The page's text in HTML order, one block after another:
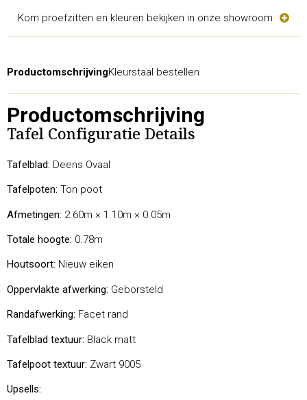
Kom proefzitten en kleuren bekijken in onze showroom
ProductomschrijvingKleurstaal bestellen
Productomschrijving
Tafel Configuratie Details
Tafelblad: Deens Ovaal
Tafelpoten: Ton poot
Afmetingen: 2.60m × 1.10m × 0.05m
Totale hoogte: 0.78m
Houtsoort: Nieuw eiken
Oppervlakte afwerking: Geborsteld
Randafwerking: Facet rand
Tafelblad textuur: Black matt
Tafelpoot textuur: Zwart 9005
Upsells: